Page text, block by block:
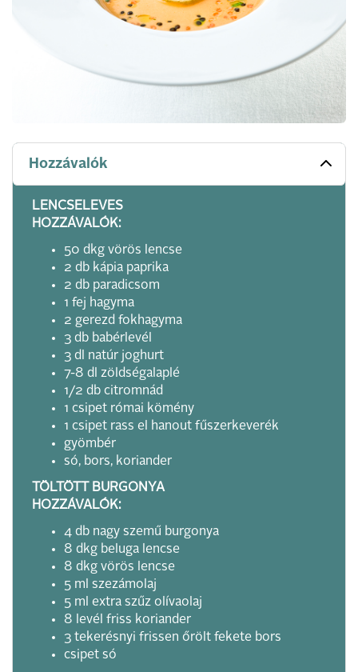
Hozzávalók
LENCSELEVES
HOZZÁVALÓK:
50 dkg vörös lencse
2 db kápia paprika
2 db paradicsom
1 fej hagyma
2 gerezd fokhagyma
3 db babérlevél
3 dl natúr joghurt
7-8 dl zöldségalaplé
1/2 db citromnád
1 csipet római kömény
1 csipet rass el hanout fűszerkeverék
gyömbér
só, bors, koriander
TÖLTÖTT BURGONYA
HOZZÁVALÓK:
4 db nagy szemű burgonya
8 dkg beluga lencse
8 dkg vörös lencse
5 ml szezámolaj
5 ml extra szűz olívaolaj
8 levél friss koriander
3 tekerésnyi frissen őrölt fekete bors
csipet só